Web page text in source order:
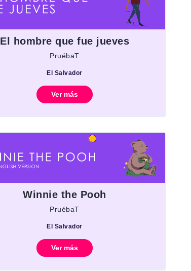
El hombre que fue jueves
PruébaT
El Salvador
Ver más
Winnie the Pooh
PruébaT
El Salvador
Ver más